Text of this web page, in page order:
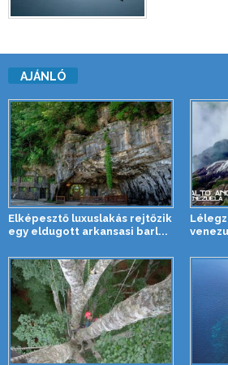
AJÁNLÓ
Elképesztő luxuslakás rejtőzik
egy eldugott arkansasi barl...